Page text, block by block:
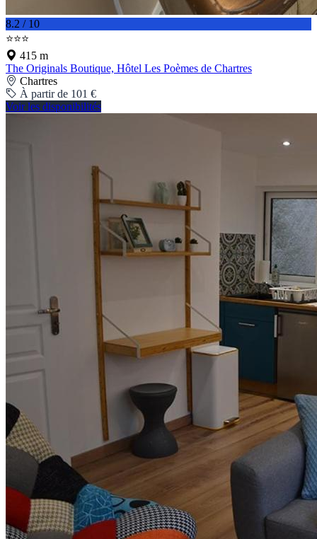
8.2 / 10
⭐⭐⭐
415 m
The Originals Boutique, Hôtel Les Poèmes de Chartres
Chartres
À partir de 101 €
Voir les disponibilités